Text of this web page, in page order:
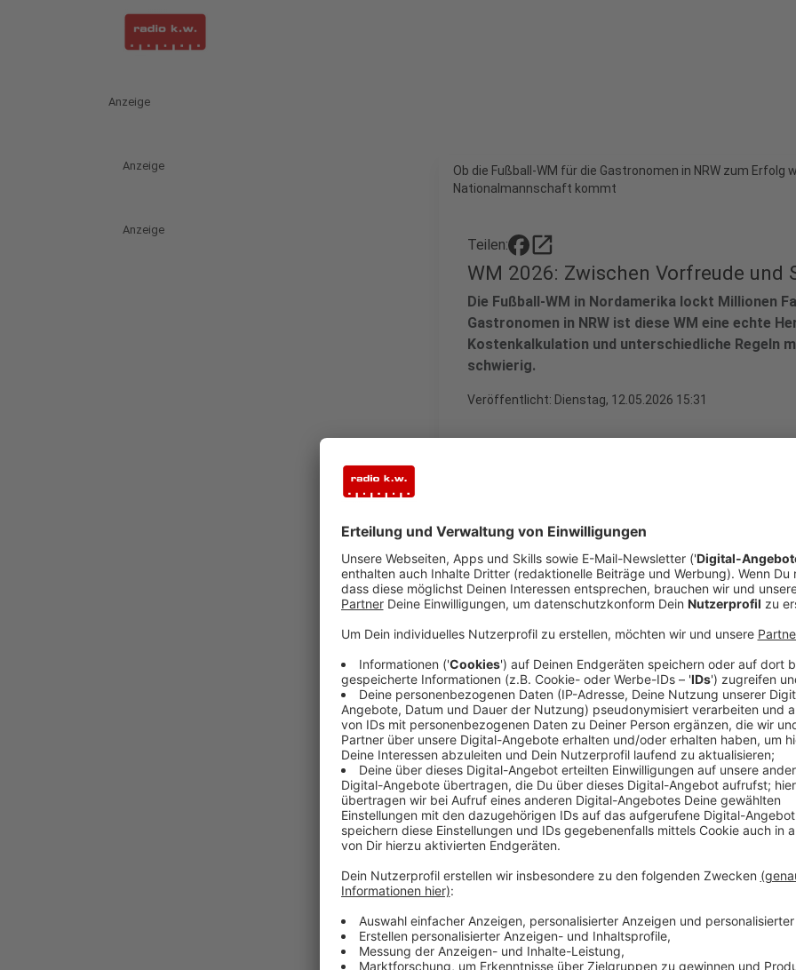
Anzeige
Anzeige
Anzeige
Ob die Fußball-WM für die Gastronomen in NRW zum
Nationalmannschaft kommt
Teilen: open_in_new
WM 2026: Zwischen Vorfreude und
Die Fußball-WM in Nordamerika lockt Millionen
Gastronomen in NRW ist diese WM eine echte
Kostenkalkulation und unterschiedliche Regeln
schwierig.
Veröffentlicht: Dienstag, 12.05.2026 15:31
Das ganze Interview mit Thorsten Hellwig
Anzeige
Im Interview mit José Narciandi erklärt Thorsten
2026 für die Gastronomie kein Selbstläufer ist. Der
Anstoßzeiten, uneinheitliche Regelungen und die
deutsche Nationalmannschaft?
Anzeige
José Narciandi
Interview mit Thorsten
Späte Anpfiffe, leere Kneipen